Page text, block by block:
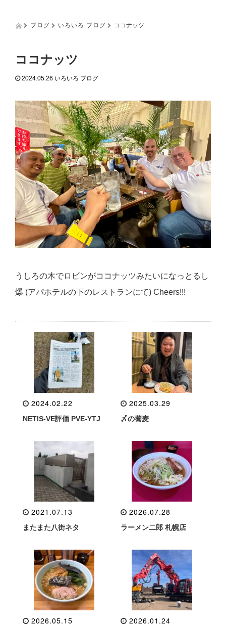
t
n
ブログ いろいろ ブログ ココナッツ
ココナッツ
2024.05.26 いろいろ ブログ
うしろの木でロビンがココナッツみたいになっとるし
爆 (アパホテルの下のレストランにて) Cheers!!!
2024.02.22
NETIS-VE評価 PVE-YTJ
2025.03.29
〆の蕎麦
2021.07.13
またまた八街ネタ
2026.07.28
ラーメン二郎 札幌店
2026.05.15 2026.01.24